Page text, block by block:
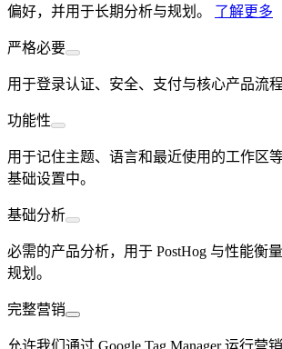
偏好，并用于长期分析与规划。
了解更多
严格必要
用于登录认证、安全、支付与核心产品流程
功能性
用于记住主题、语言和最近使用的工作区
基础设置中。
基础分析
必需的产品分析，用于 PostHog 与性能衡
规划。
完整营销